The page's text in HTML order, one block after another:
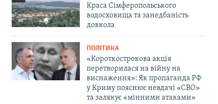
Краса Сімферопольського
водосховища та занедбаність
довкола
ПОЛІТИКА
«Короткострокова акція
перетворилася на війну на
виснаження»: Як пропаганда РФ
у Криму пояснює невдачі «СВО»
та залякує «мінними атаками»